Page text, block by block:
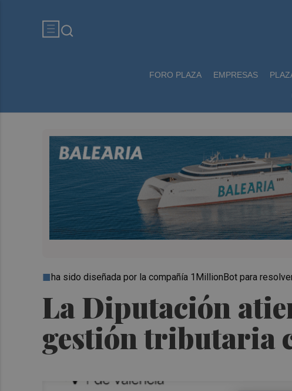
FORO PLAZA EMPRESAS
La Diputación
gestión tributaria
ha sido diseñada por la compañía 1MillionBot para